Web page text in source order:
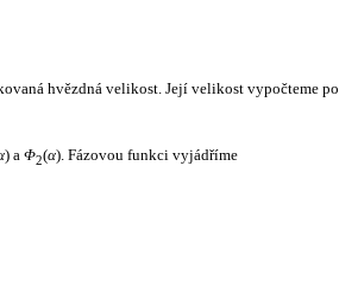
hvězdná velikost. Její velikost vypočteme
) a Φ2(α). Fázovou funkci vyjádříme